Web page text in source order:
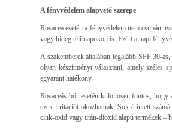
A fényvédelem alapvető szerepe
Rosacea esetén a fényvédelem nem csupán
vagy hideg téli napokon is. Ezért a napi
A szakemberek általában legalább SPF 30-
olyan készítményt választani, amely széles
egyaránt hatékony.
Rosaceás bőr esetén különösen fontos, hogy
ezek irritációt okozhatnak. Sok érintett
cink-oxid vagy titán-dioxid alapú termékek –